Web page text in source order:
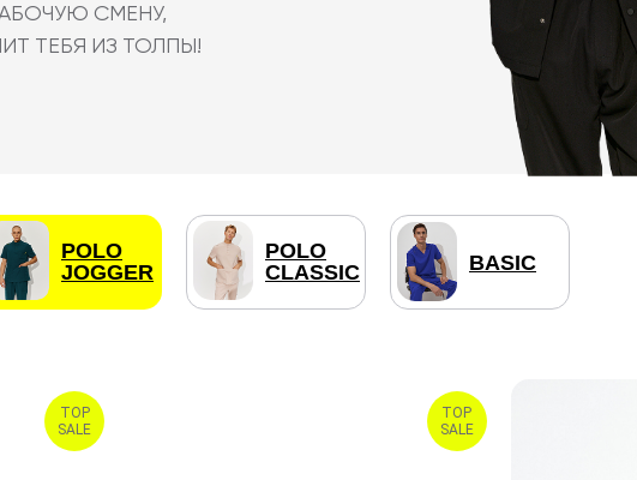
BASIC
POLO
JOGGER
POLO
CLASSIC
TOP
SALE
TOP
SALE